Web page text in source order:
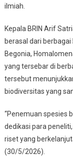
ilmiah.
Kepala BRIN Arif
berasal dari
Begonia,
yang tersebar di
tersebut
biodiversitas yang
“Penemuan spesies
dedikasi para
riset yang
(30/5/2026).